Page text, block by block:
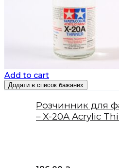
Add to cart
Додати в список бажаних
Розчинник для
– X-20A Acrylic